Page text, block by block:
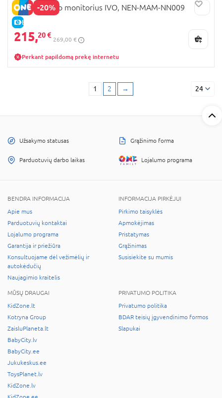
-20%
E-KAINA
NENO kūdikio monitorius IVO, NEN-MAM-NN009
215,20 €
269,00 €
Perkant papildomą prekę internetu
1 2 → 24
Užsakymo statusas Grąžinimo forma
Parduotuvių darbo laikas Lojalumo programa
BENDRA INFORMACIJA
Apie mus
Parduotuvių kontaktai
Lojalumo programa
Garantija ir priežiūra
Konsultuojame dėl vežimėlių ir
autokėdučių
Naujagimio kraitelis
INFORMACIJA PIRKĖJUI
Pirkimo taisyklės
Apmokėjimas
Pristatymas
Grąžinimas
Susisiekite su mumis
MŪSŲ DRAUGAI
KidZone.lt
Kotryna Group
ZaisluPlaneta.lt
BabyCity.lv
BabyCity.ee
Jukukeskus.ee
ToysPlanet.lv
KidZone.lv
PRIVATUMO POLITIKA
Privatumo politika
BDAR teisių įgyvendinimo formos
Slapukai